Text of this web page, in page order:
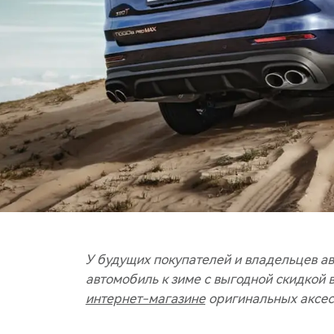
У будущих покупателей и владельцев
автомобиль к зиме с выгодной скидкой
интернет-магазинеоригинальных